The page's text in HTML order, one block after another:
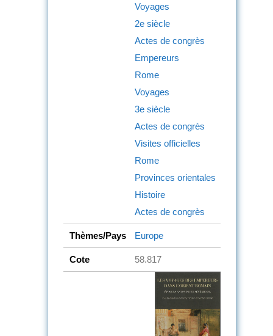
Voyages
2e siècle
Actes de congrès
Empereurs
Rome
Voyages
3e siècle
Actes de congrès
Visites officielles
Rome
Provinces orientales
Histoire
Actes de congrès
Thèmes/Pays Europe
Cote 58.817